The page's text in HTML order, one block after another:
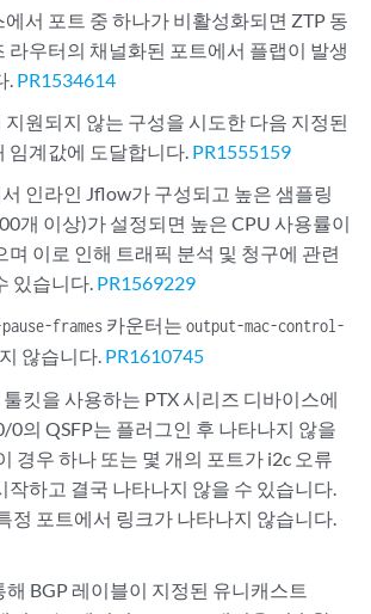
서 포트 중 하나가 비활성화되면 ZTP 동
라우터의 채널화된 포트에서 플랩이 발생
. PR1534614
원되지 않는 구성을 시도한 다음 지정된
임계값에 도달합니다. PR1555159
인라인 Jflow가 구성되고 높은 샘플링
개 이상)가 설정되면 높은 CPU 사용률이
며 이로 인해 트래픽 분석 및 청구에 관련
있습니다. PR1569229
frames 카운터는output-mac-control-
않습니다. PR1610745
툴킷을 사용하는 PTX 시리즈 디바이스에
0의 QSFP는 플러그인 후 나타나지 않을
경우 하나 또는 몇 개의 포트가 i2c 오류
작하고 결국 나타나지 않을 수 있습니다.
정 포트에서 링크가 나타나지 않습니다.
해 BGP 레이블이 지정된 유니캐스트